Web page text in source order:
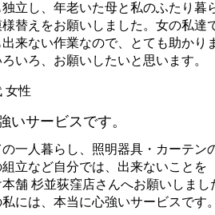
立し、年老いた母と私のふたり暮
替えをお願いしました。女の私達
出来ない作業なので、とても助かり
ろいろ、お願いしたいと思います。
女性
いサービスです。
一人暮らし、照明器具・カーテン
立など自分では、出来ないことを
舗 杉並荻窪店さんへお願いしまし
には、本当に心強いサービスです。